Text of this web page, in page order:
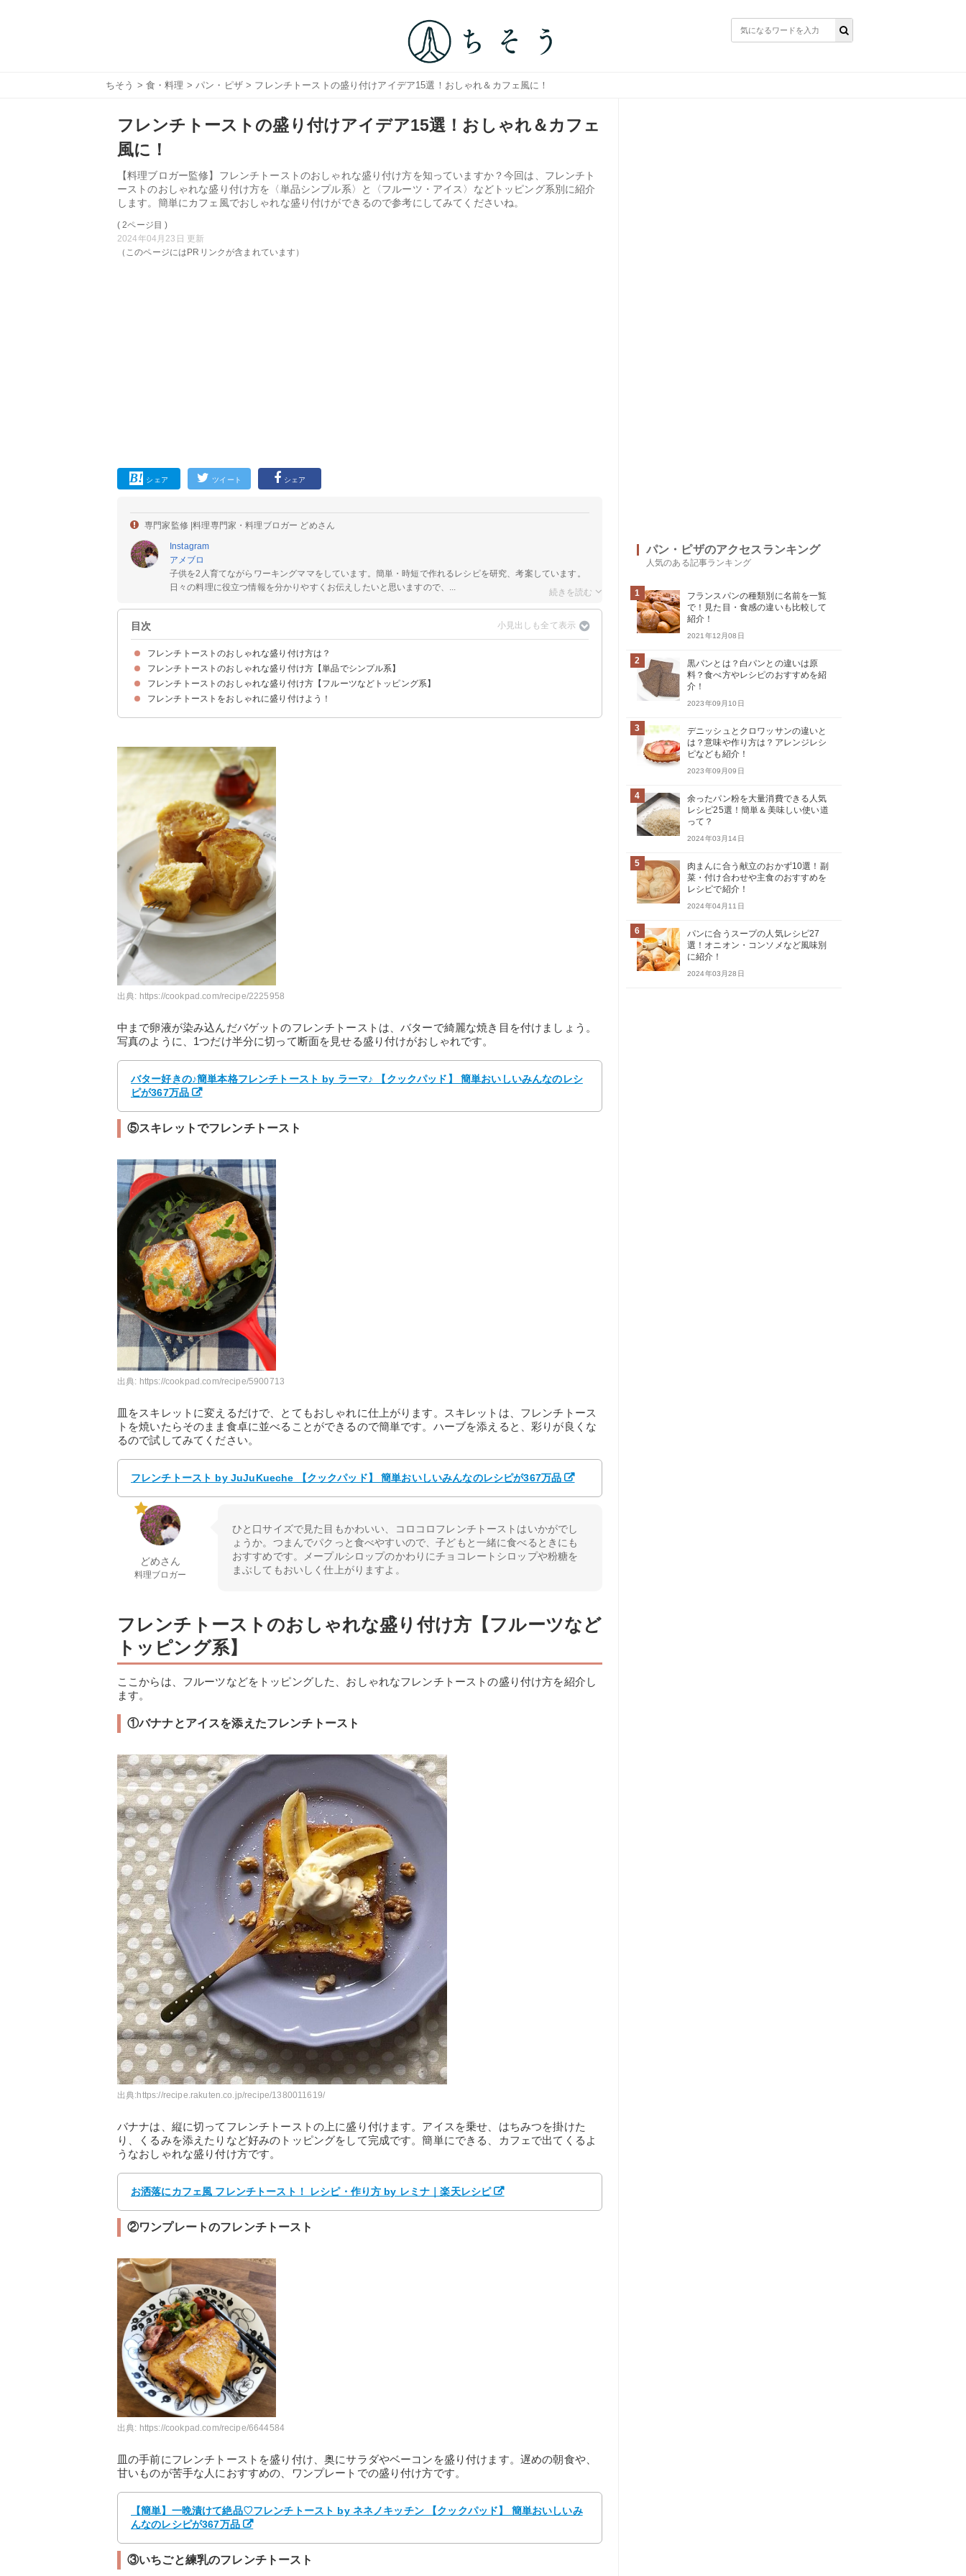
ちそう > 食・料理 >パン・ピザ> フレンチトーストの盛り付けアイデア15選！おしゃれ＆カフェ風に！
フレンチトーストの盛り付けアイデア15選！おしゃれ＆カフェ
風に！
【料理ブロガー監修】フレンチトーストのおしゃれな盛り付け方を知っていますか？今回は、フレンチト
ーストのおしゃれな盛り付け方を〈単品シンプル系〉と〈フルーツ・アイス〉などトッピング系別に紹介
します。簡単にカフェ風でおしゃれな盛り付けができるので参考にしてみてくださいね。
( 2ページ目 )
2024年04月23日 更新
（このページにはPRリンクが含まれています）
シェア ツイート シェア
専門家監修 |料理専門家・料理ブロガー どめさん
Instagram
アメブロ
子供を2人育てながらワーキングママをしています。簡単・時短で作れるレシピを研究、考案しています。
日々の料理に役立つ情報を分かりやすくお伝えしたいと思いますので、...
目次
フレンチトーストのおしゃれな盛り付け方は？
フレンチトーストをおしゃれに盛り付けるコツ
フレンチトーストのおしゃれな盛り付け方【単品でシンプル系】
①ハートのフレンチトースト
②コロコロフレンチトースト
③ふわふわフレンチトースト
④厚切りバゲットのフレンチトースト
⑤スキレットでフレンチトースト
フレンチトーストのおしゃれな盛り付け方【フルーツなどトッピング系】
①バナナとアイスを添えたフレンチトースト
②ワンプレートのフレンチトースト
③いちごと練乳のフレンチトースト
④フレンチトーストフルーツ添え
⑤ミニフライパンを使った盛り付け
⑥オレンジのフレンチトースト
⑦いちごとアイスうさぎのフレンチトースト
⑧ホイップとピーチソテーを添えた盛り付け
⑨ダッジオーブンを使った盛り付け
⑩チョコレートフレンチトーストのアイス添え
フレンチトーストをおしゃれに盛り付けよう！
出典: https://cookpad.com/recipe/2225958
中まで卵液が染み込んだバゲットのフレンチトーストは、バターで綺麗な焼き目を付けましょう。
写真のように、1つだけ半分に切って断面を見せる盛り付けがおしゃれです。
バター好きの♪簡単本格フレンチトースト by ラーマ♪ 【クックパッド】 簡単おいしいみんなのレシ
ピが367万品
⑤スキレットでフレンチトースト
出典: https://cookpad.com/recipe/5900713
皿をスキレットに変えるだけで、とてもおしゃれに仕上がります。スキレットは、フレンチトース
トを焼いたらそのまま食卓に並べることができるので簡単です。ハーブを添えると、彩りが良くな
るので試してみてください。
フレンチトースト by JuJuKueche 【クックパッド】 簡単おいしいみんなのレシピが367万品
どめさん
料理ブロガー
ひと口サイズで見た目もかわいい、コロコロフレンチトーストはいかがでし
ょうか。つまんでパクっと食べやすいので、子どもと一緒に食べるときにも
おすすめです。メープルシロップのかわりにチョコレートシロップや粉糖を
まぶしてもおいしく仕上がりますよ。
フレンチトーストのおしゃれな盛り付け方【フルーツなど
トッピング系】
ここからは、フルーツなどをトッピングした、おしゃれなフレンチトーストの盛り付け方を紹介し
ます。
①バナナとアイスを添えたフレンチトースト
出典:https://recipe.rakuten.co.jp/recipe/1380011619/
バナナは、縦に切ってフレンチトーストの上に盛り付けます。アイスを乗せ、はちみつを掛けた
り、くるみを添えたりなど好みのトッピングをして完成です。簡単にできる、カフェで出てくるよ
うなおしゃれな盛り付け方です。
お洒落にカフェ風 フレンチトースト！ レシピ・作り方 by レミナ｜楽天レシピ
②ワンプレートのフレンチトースト
出典: https://cookpad.com/recipe/6644584
皿の手前にフレンチトーストを盛り付け、奥にサラダやベーコンを盛り付けます。遅めの朝食や、
甘いものが苦手な人におすすめの、ワンプレートでの盛り付け方です。
【簡単】一晩漬けて絶品♡フレンチトースト by ネネノキッチン 【クックパッド】 簡単おいしいみ
んなのレシピが367万品
③いちごと練乳のフレンチトースト
パン・ピザのアクセスランキング
人気のある記事ランキング
1
フランスパンの種類別に名前を一覧
で！見た目・食感の違いも比較して
紹介！
2021年12月08日
2
黒パンとは？白パンとの違いは原
料？食べ方やレシピのおすすめを紹
介！
2023年09月10日
3
デニッシュとクロワッサンの違いと
は？意味や作り方は？アレンジレシ
ピなども紹介！
2023年09月09日
4
余ったパン粉を大量消費できる人気
レシピ25選！簡単＆美味しい使い道
って？
2024年03月14日
5
肉まんに合う献立のおかず10選！副
菜・付け合わせや主食のおすすめを
レシピで紹介！
2024年04月11日
6
パンに合うスープの人気レシピ27
選！オニオン・コンソメなど風味別
に紹介！
2024年03月28日